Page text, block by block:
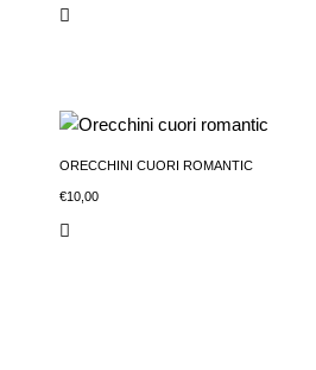
ORECCHINI CUORI ROMANTIC
€10,00